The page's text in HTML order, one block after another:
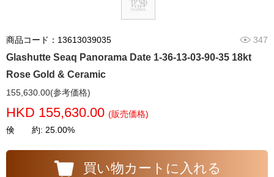
商品コード：13613039035 347
Glashutte Seaq Panorama Date 1-36-13-03-90-35 18kt
Rose Gold & Ceramic
155,630.00(参考価格)
HKD 155,630.00 (販売価格)
倹 約: 25.00%
買い物カートに入れる